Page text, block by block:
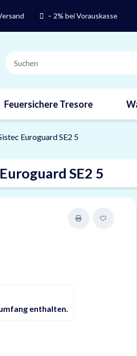
– 2% bei Vorauskasse
Feuersichere Tresore
Euroguard SE2 5
SE2 5
enthalten.